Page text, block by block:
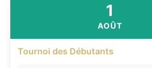
1
AOÛT
Tournoi des Débutants